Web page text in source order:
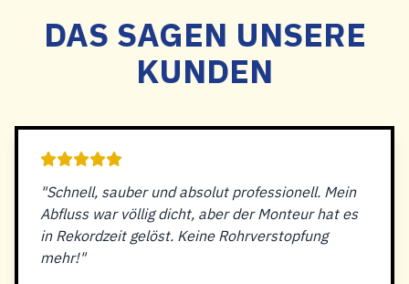
DAS SAGEN UNSERE
KUNDEN
"Schnell, sauber und absolut professionell. Mein
Abfluss war völlig dicht, aber der Monteur hat es
in Rekordzeit gelöst. Keine Rohrverstopfung
mehr!"